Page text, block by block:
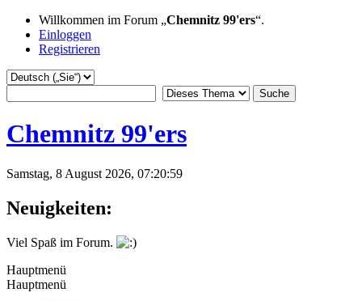
Willkommen im Forum „Chemnitz 99'ers“.
Einloggen
Registrieren
Chemnitz 99'ers
Samstag, 8 August 2026, 07:20:59
Neuigkeiten:
Viel Spaß im Forum.
Hauptmenü
Hauptmenü